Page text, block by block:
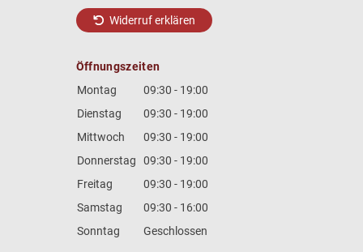
Widerruf erklären
Öffnungszeiten
Montag
09:30 - 19:00
Dienstag
09:30 - 19:00
Mittwoch
09:30 - 19:00
Donnerstag
09:30 - 19:00
Freitag
09:30 - 19:00
Samstag
09:30 - 16:00
Sonntag
Geschlossen